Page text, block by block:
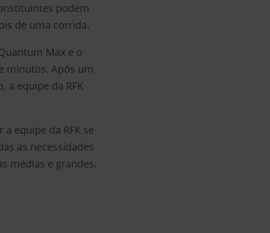
podem
de uma corrida.
Max e o
minutos. Após um
equipe da RFK
equipe da RFK se
as necessidades
médias e grandes.